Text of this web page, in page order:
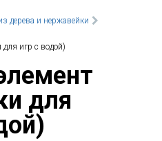
дерева и нержавейки
игр с водой)
для